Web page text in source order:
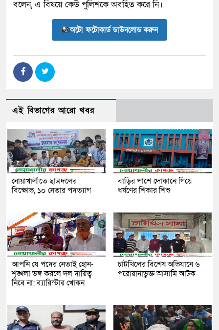
বলেন, এ বিষয়ে কেউ পুলিশকে অবহিত করে নি।
অটো ফটোকার্ড ডাউনলোড করুন
এই বিভাগের আরো খবর
নোয়াখালীতে ছাত্রদলের
বিক্ষোভ, ১০ নেতার পদত্যাগ
বাড়ির পাশে দোকানে গিয়ে
ধর্ষণের শিকার শিশু
আপনি যে পদের নেতাই হোন-
শৃঙ্খলা ভঙ্গ করলে দল দায়িত্ব
নিবে না: ব্যারিস্টার খোকন
চাটখিলের বিশেষ অভিযানে ৬
পরোয়ানাভুক্ত আসামি আটক